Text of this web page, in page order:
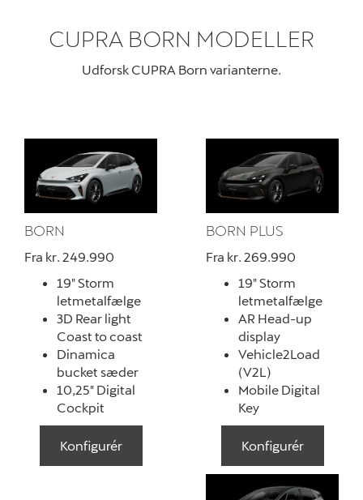
CUPRA BORN MODELLER
Udforsk CUPRA Born varianterne.
BORN
Fra kr. 249.990
19" Storm
letmetalfælge
3D Rear light
Coast to coast
Dinamica
bucket sæder
10,25" Digital
Cockpit
Konfigurér
BORN PLUS
Fra kr. 269.990
19" Storm
letmetalfælge
AR Head-up
display
Vehicle2Load
(V2L)
Mobile Digital
Key
Konfigurér